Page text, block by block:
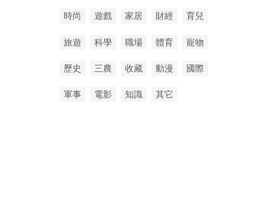
時尚 遊戲 家居 財經 育兒
旅遊 科學 職場 體育 寵物
歷史 三農 收藏 動漫 國際
軍事 電影 知識 其它